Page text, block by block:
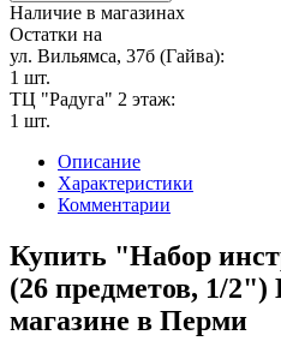
Наличие в магазинах
Остатки на
ул. Вильямса, 37б (Гайва):
1 шт.
ТЦ "Радуга" 2 этаж:
1 шт.
Описание
Характеристики
Комментарии
Купить "Набор
(26 предметов, 1/
магазине в Перми